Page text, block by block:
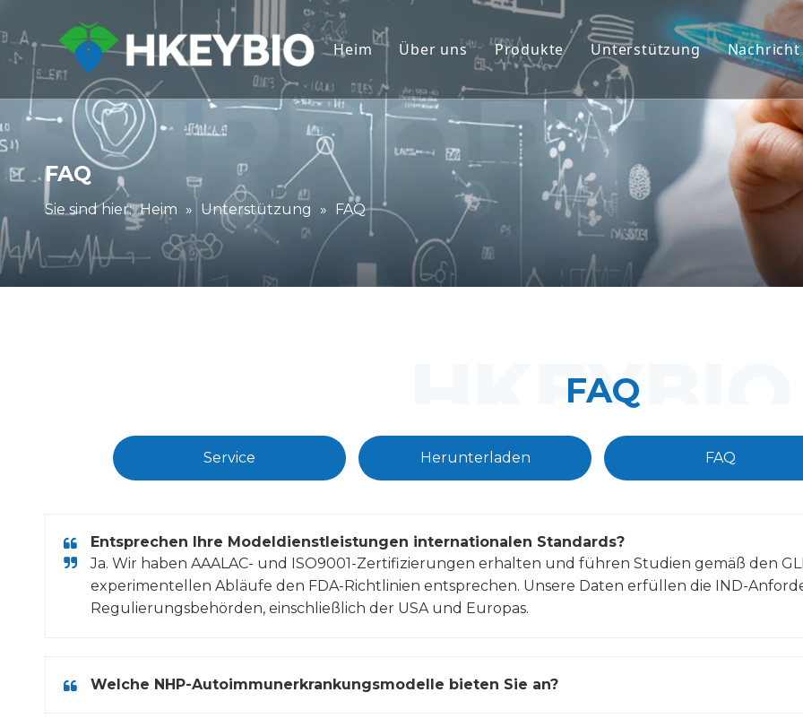
Heim Über uns Produkte
Modelle nichtmenschlicher Primaten
Nagetier-Tiermodelle
Menschliches Gewebe und Ex-vivo-
Integrierte Wirksamkeitsbewertung
Translationale Medizin und Biomarker
IND-Einreichungsunterstützung
Unterstützung
Service
Herunterladen
FAQ
Nachricht
FAQ
Sie sind hier: Heim » Unterstützung » FAQ
FAQ
Service Herunterladen FAQ
Entsprechen Ihre Modeldienstleistungen internationalen Standards?
Ja. Wir haben AAALAC- und ISO9001-Zertifizierungen erhalten und führen Studien gemäß den
experimentellen Abläufe den FDA-Richtlinien entsprechen. Unsere Daten erfüllen die IND-
Regulierungsbehörden, einschließlich der USA und Europas.
Welche NHP-Autoimmunerkrankungsmodelle bieten Sie an?